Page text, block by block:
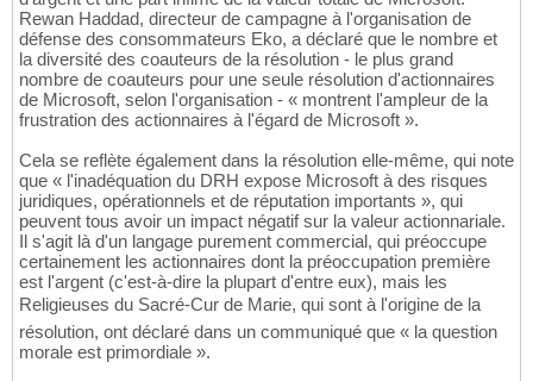
Rewan Haddad, directeur de campagne à l'organisation de
défense des consommateurs Eko, a déclaré que le nombre et
la diversité des coauteurs de la résolution - le plus grand
nombre de coauteurs pour une seule résolution d'actionnaires
de Microsoft, selon l'organisation - « montrent l'ampleur de la
frustration des actionnaires à l'égard de Microsoft ».
Cela se reflète également dans la résolution elle-même, qui note
que « l'inadéquation du DRH expose Microsoft à des risques
juridiques, opérationnels et de réputation importants », qui
peuvent tous avoir un impact négatif sur la valeur actionnariale.
Il s'agit là d'un langage purement commercial, qui préoccupe
certainement les actionnaires dont la préoccupation première
est l'argent (c'est-à-dire la plupart d'entre eux), mais les
Religieuses du Sacré-Cur de Marie, qui sont à l'origine de la
résolution, ont déclaré dans un communiqué que « la question
morale est primordiale ».